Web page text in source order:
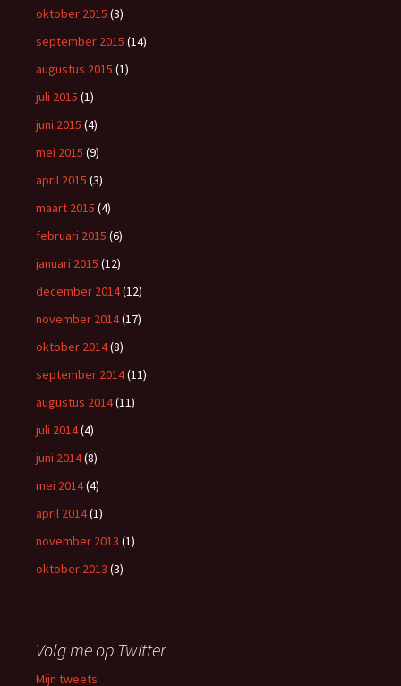
oktober 2015 (3)
september 2015 (14)
augustus 2015 (1)
juli 2015 (1)
juni 2015 (4)
mei 2015 (9)
april 2015 (3)
maart 2015 (4)
februari 2015 (6)
januari 2015 (12)
december 2014(12)
november 2014(17)
oktober 2014(8)
september 2014(11)
augustus 2014(11)
juli 2014(4)
juni 2014(8)
mei 2014(4)
april 2014(1)
november 2013 (1)
oktober 2013 (3)
Volg me op Twitter
Mijn tweets